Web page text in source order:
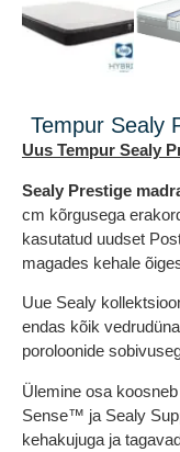
Tempur Sealy
Uus Tempur Sealy
Sealy Prestige
cm kõrgusega
kasutatud uudset
magades kehale
Uue Sealy
endas kõik
poroloonide
Ülemine osa
Sense™ ja Sealy
kehakujuga ja